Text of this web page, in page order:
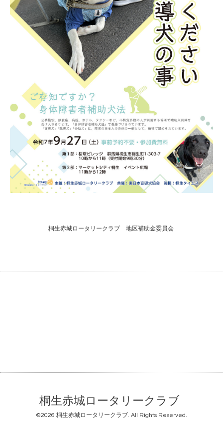
桐生赤城ロータリークラブ 地区補助金委員会
桐生赤城ロータリークラブ
©2026 桐生赤城ロータリークラブ. All Rights Reserved.